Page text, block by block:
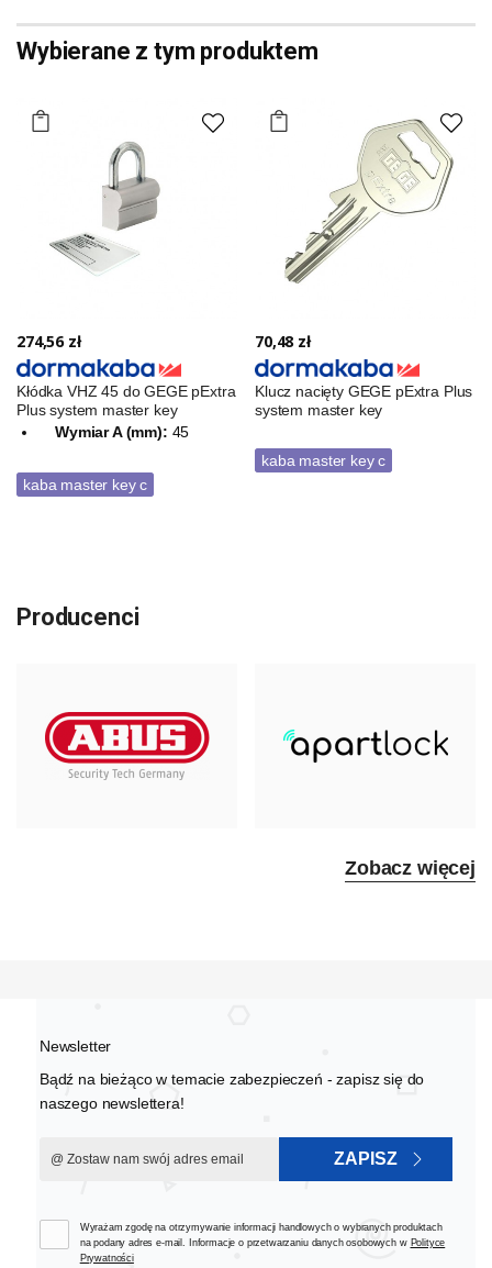
Wybierane z tym produktem
274,56 zł
Kłódka VHZ 45 do GEGE pExtra
Plus system master key
Wymiar A (mm): 45
kaba master key c
70,48 zł
Klucz nacięty GEGE pExtra Plus
system master key
kaba master key c
Producenci
Zobacz więcej
Newsletter
Bądź na bieżąco w temacie zabezpieczeń - zapisz się do
naszego newslettera!
ZAPISZ
Wyrażam zgodę na otrzymywanie informacji handlowych o wybranych produktach
na podany adres e-mail. Informacje o przetwarzaniu danych osobowych w Polityce
Prywatności